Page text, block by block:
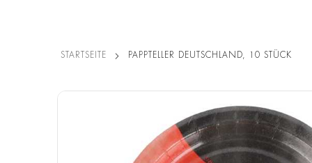
STARTSEITE PAPPTELLER DEUTSCHLAND, 10 STÜCK
Zum